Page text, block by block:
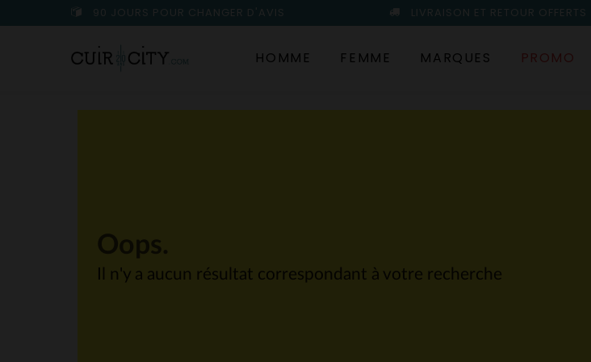
90 JOURS POUR CHANGER D'AVIS LIVRAISON ET RETOUR OFFERTS
HOMME FEMME MARQUES PROMO
Il n'y a aucun résultat correspondant à votre recherche